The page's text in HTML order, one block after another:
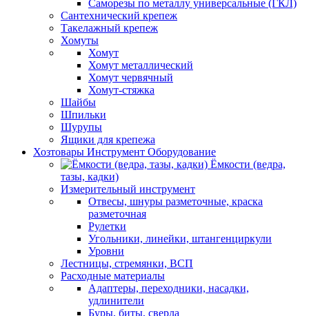
Саморезы по металлу универсальные (ГКЛ)
Сантехнический крепеж
Такелажный крепеж
Хомуты
Хомут
Хомут металлический
Хомут червячный
Хомут-стяжка
Шайбы
Шпильки
Шурупы
Ящики для крепежа
Хозтовары Инструмент Оборудование
Ёмкости (ведра,
тазы, кадки)
Измерительный инструмент
Отвесы, шнуры разметочные, краска
разметочная
Рулетки
Угольники, линейки, штангенциркули
Уровни
Лестницы, стремянки, ВСП
Расходные материалы
Адаптеры, переходники, насадки,
удлинители
Буры, биты, сверла